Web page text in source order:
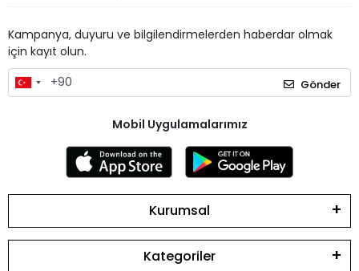
Kampanya, duyuru ve bilgilendirmelerden haberdar olmak
için kayıt olun.
Gönder
Mobil Uygulamalarımız
Kurumsal
Kategoriler